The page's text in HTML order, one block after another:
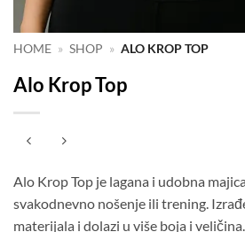
HOME » SHOP » ALO KROP TOP
Alo Krop Top
Alo Krop Top je lagana i udobna
svakodnevno nošenje ili trening.
materijala i dolazi u više boja i veličina.